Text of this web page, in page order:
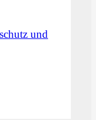
und